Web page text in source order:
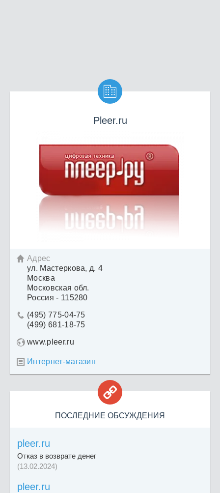

Pleer.ru
 Адрес
ул. Мастеркова, д. 4
Москва
Московская обл.
Россия - 115280
 (495) 775-04-75
(499) 681-18-75
www.pleer.ru
 Интернет-магазин

ПОСЛЕДНИЕ ОБСУЖДЕНИЯ
pleer.ru
Отказ в возврате денег
(13.02.2024)
pleer.ru